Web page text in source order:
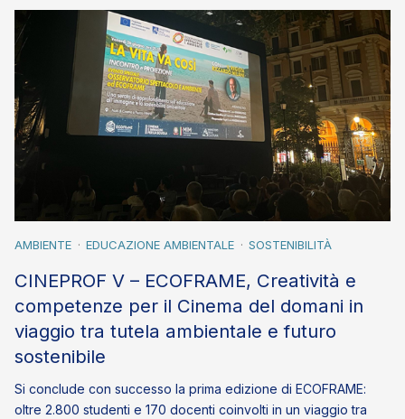
AMBIENTE EDUCAZIONE AMBIENTALE SOSTENIBILITÀ
CINEPROF V – ECOFRAME, Creatività e
competenze per il Cinema del domani in
viaggio tra tutela ambientale e futuro
sostenibile
Si conclude con successo la prima edizione di ECOFRAME:
oltre 2.800 studenti e 170 docenti coinvolti in un viaggio tra